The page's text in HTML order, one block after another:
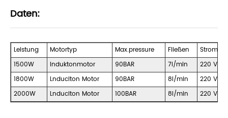
Daten:
Leistung Motortyp Max.pressure Fließen
1500W
Induktonmotor 90BAR 7l/min
220 V/
1800W
Lnduciton Motor 90BAR 8l/min
220 V/
2000W
Lnduciton Motor 100BAR 8l/min 220 V/